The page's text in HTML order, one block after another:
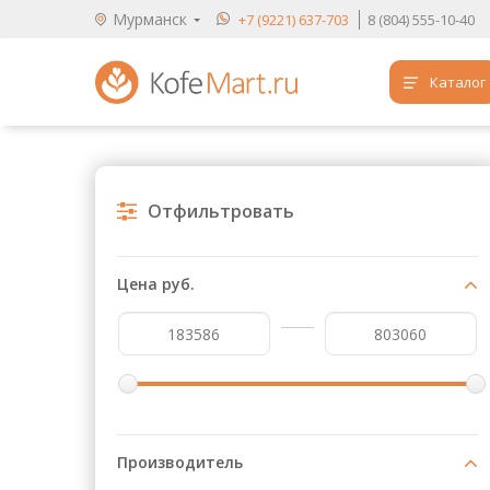
Мурманск +7 (9221) 637-703 8 (804) 555-10-40
Каталог
Кофе
Продукты для HoReCa
Расходники для кофеен
Отфильтровать
Цена руб.
Производитель